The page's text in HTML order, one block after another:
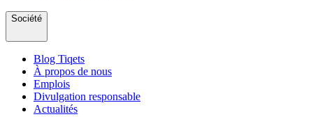
Société
Blog Tiqets
À propos de nous
Emplois
Divulgation responsable
Actualités